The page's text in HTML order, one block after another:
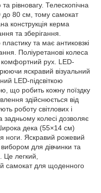
рівновагу. Телескопічна
до 80 см, тому самокат
конструкція керма
та зберігання.
та має антиковзкі
Поліуретанові колеса
комфортний рух. LED-
яскравий візуальний
LED-підсвіткою
що робить кожну поїздку
здійснюється від
роботу світлових і
колесі дозволяє
дека (55×14 см)
ноги. Яскравий рожевий
для дівчинки та
Це легкий,
самокат для щоденного